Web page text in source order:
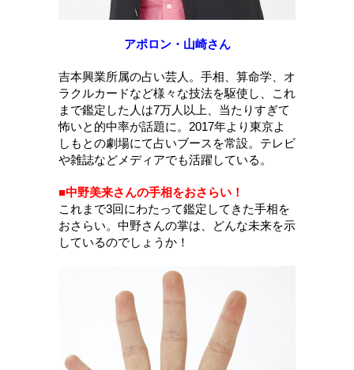
アポロン・山崎さん
吉本興業所属の占い芸人。手相、算命学、オ
ラクルカードなど様々な技法を駆使し、これ
まで鑑定した人は7万人以上、当たりすぎて
怖いと的中率が話題に。2017年より東京よ
しもとの劇場にて占いブースを常設。テレビ
や雑誌などメディアでも活躍している。
■中野美来さんの手相をおさらい！
これまで3回にわたって鑑定してきた手相を
おさらい。中野さんの掌は、どんな未来を示
しているのでしょうか！